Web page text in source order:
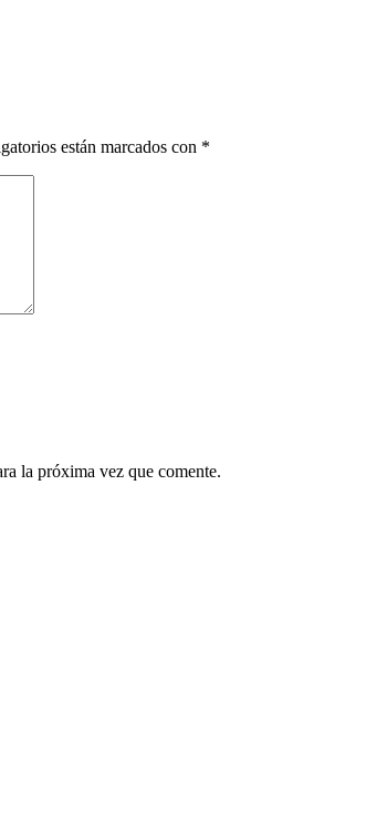
están marcados con *
la próxima vez que comente.